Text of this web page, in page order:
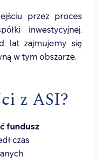
przez proces
inwestycyjnej.
lat zajmujemy się
w tym obszarze.
z ASI?
fundusz
czas